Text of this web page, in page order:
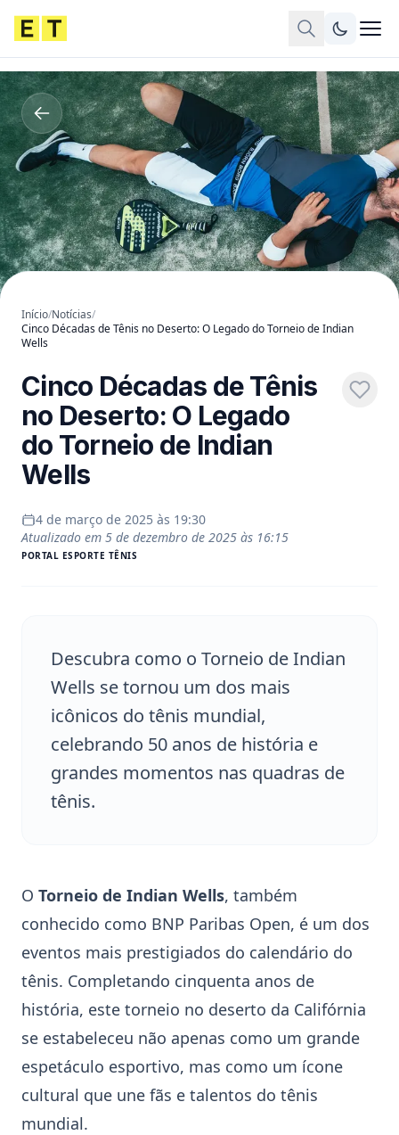
Início/Notícias/
Cinco Décadas de Tênis no Deserto: O Legado do Torneio de Indian
Wells
Cinco Décadas de Tênis
no Deserto: O Legado
do Torneio de Indian
Wells
4 de março de 2025 às 19:30
Atualizado em 5 de dezembro de 2025 às 16:15
PORTAL ESPORTE TÊNIS
Descubra como o Torneio de Indian
Wells se tornou um dos mais
icônicos do tênis mundial,
celebrando 50 anos de história e
grandes momentos nas quadras de
tênis.
O Torneio de Indian Wells, também
conhecido como BNP Paribas Open, é um dos
eventos mais prestigiados do calendário do
tênis. Completando cinquenta anos de
história, este torneio no deserto da Califórnia
se estabeleceu não apenas como um grande
espetáculo esportivo, mas como um ícone
cultural que une fãs e talentos do tênis
mundial.